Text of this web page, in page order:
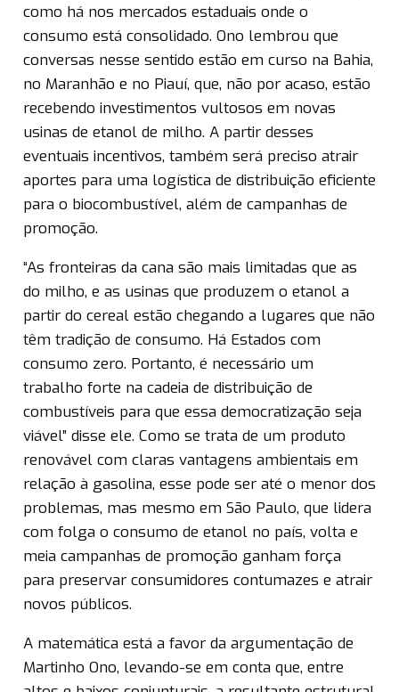
como há nos mercados estaduais onde o
consumo está consolidado. Ono lembrou que
conversas nesse sentido estão em curso na Bahia,
no Maranhão e no Piauí, que, não por acaso, estão
recebendo investimentos vultosos em novas
usinas de etanol de milho. A partir desses
eventuais incentivos, também será preciso atrair
aportes para uma logística de distribuição eficiente
para o biocombustível, além de campanhas de
promoção.
“As fronteiras da cana são mais limitadas que as
do milho, e as usinas que produzem o etanol a
partir do cereal estão chegando a lugares que não
têm tradição de consumo. Há Estados com
consumo zero. Portanto, é necessário um
trabalho forte na cadeia de distribuição de
combustíveis para que essa democratização seja
viável” disse ele. Como se trata de um produto
renovável com claras vantagens ambientais em
relação à gasolina, esse pode ser até o menor dos
problemas, mas mesmo em São Paulo, que lidera
com folga o consumo de etanol no país, volta e
meia campanhas de promoção ganham força
para preservar consumidores contumazes e atrair
novos públicos.
A matemática está a favor da argumentação de
Martinho Ono, levando-se em conta que, entre